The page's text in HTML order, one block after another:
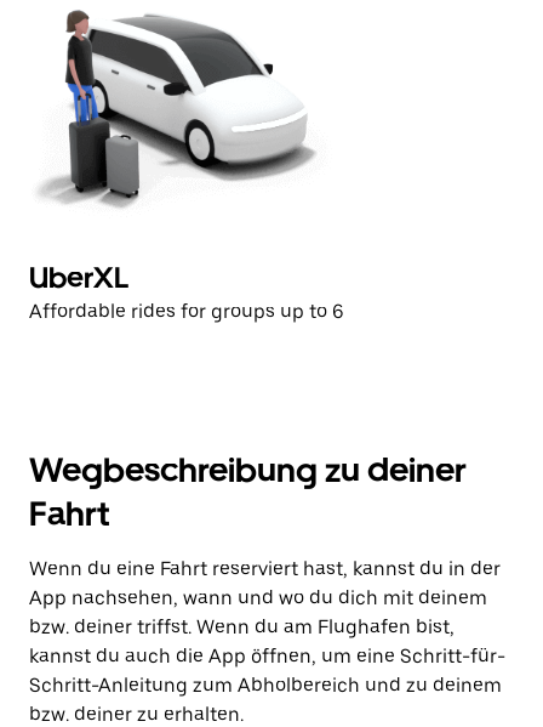
UberXL
Affordable rides for groups up to 6
Wegbeschreibung zu deiner
Fahrt
Wenn du eine Fahrt reserviert hast, kannst du in der
App nachsehen, wann und wo du dich mit deinem
bzw. deiner triffst. Wenn du am Flughafen bist,
kannst du auch die App öffnen, um eine Schritt-für-
Schritt-Anleitung zum Abholbereich und zu deinem
bzw. deiner zu erhalten.